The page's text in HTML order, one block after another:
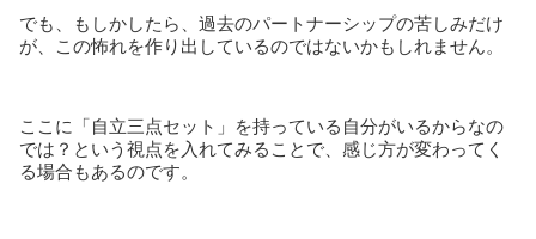
でも、もしかしたら、過去のパートナーシップの苦しみだけ
が、この怖れを作り出しているのではないかもしれません。
ここに「自立三点セット」を持っている自分がいるからなの
では？という視点を入れてみることで、感じ方が変わってく
る場合もあるのです。